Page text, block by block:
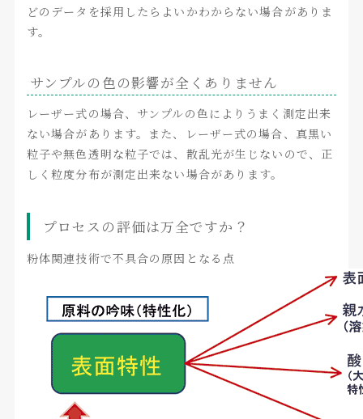
どのデータを採用したらよいかわからない場合がありま
す。
サンプルの色の影響が全くありません
レーザー式の場合、サンプルの色によりうまく測定出来
ない場合があります。また、レーザー式の場合、真黒い
粒子や無色透明な粒子では、散乱光が生じないので、正
しく粒度分布が測定出来ない場合があります。
プロセスの評価は万全ですか？
粉体関連技術で不具合の原因となる点